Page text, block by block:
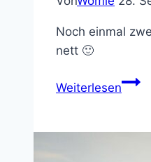
Noch einmal
nett 🙂
Weiterlesen